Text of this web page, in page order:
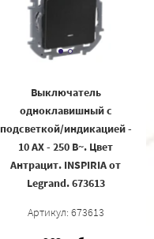
Выключатель
одноклавишный с
подсветкой/индикацией -
10 AX - 250 В~. Цвет
Антрацит. INSPIRIA от
Legrand. 673613
Артикул: 673613